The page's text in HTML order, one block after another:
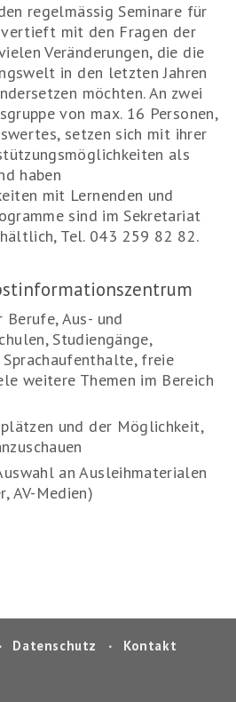
regelmässig Seminare für
mit den Fragen der
Veränderungen, die die
in den letzten Jahren
möchten. An zwei
von max. 16 Personen,
setzen sich mit ihrer
als
haben
mit Lernenden und
sind im Sekretariat
Tel. 043 259 82 82.
Aus- und
Studiengänge,
Sprachaufenthalte, freie
weitere Themen im Bereich
und der Möglichkeit,
an Ausleihmaterialen
AV-Medien)
‧ Datenschutz ‧ Kontakt